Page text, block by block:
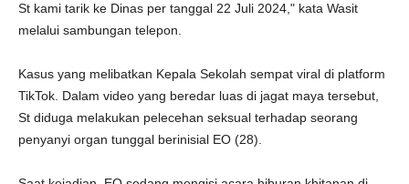
St kami tarik ke Dinas per tanggal 22 Juli 2024," kata Wasit
melalui sambungan telepon.
Kasus yang melibatkan Kepala Sekolah sempat viral di platform
TikTok. Dalam video yang beredar luas di jagat maya tersebut,
St diduga melakukan pelecehan seksual terhadap seorang
penyanyi organ tunggal berinisial EO (28).